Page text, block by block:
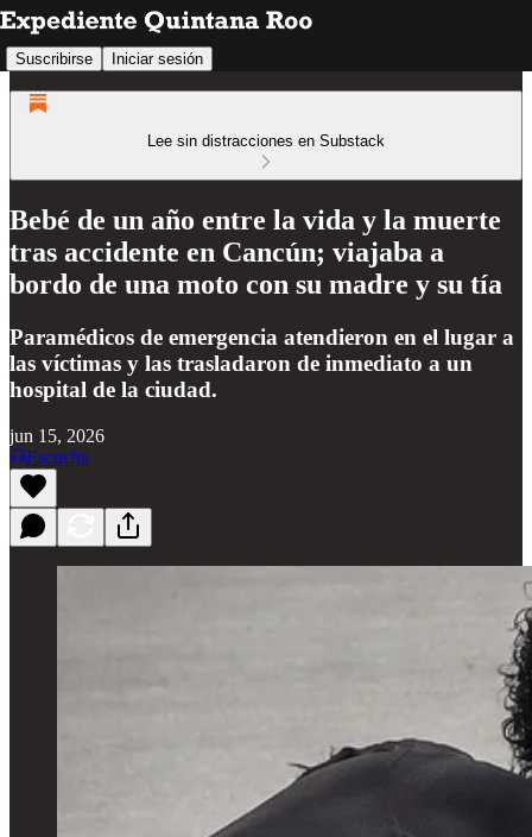
Suscribirse Iniciar sesión
Lee sin distracciones en Substack
Bebé de un año entre la vida y la muerte
tras accidente en Cancún; viajaba a
bordo de una moto con su madre y su tía
Paramédicos de emergencia atendieron en el lugar a
las víctimas y las trasladaron de inmediato a un
hospital de la ciudad.
jun 15, 2026
Escucha